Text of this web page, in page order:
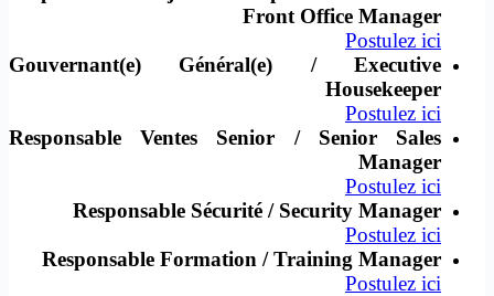
Front Office Manager
Postulez ici
Gouvernant(e) Général(e) / Executive
Housekeeper
Postulez ici
Responsable Ventes Senior / Senior Sales
Manager
Postulez ici
Responsable Sécurité / Security Manager
Postulez ici
Responsable Formation / Training Manager
Postulez ici